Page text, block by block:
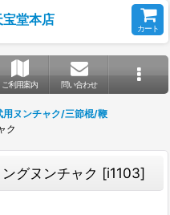
堂本店
カート
ご利用案内 問い合わせ
用ヌンチャク/三節棍/鞭
ク
グヌンチャク [i1103]